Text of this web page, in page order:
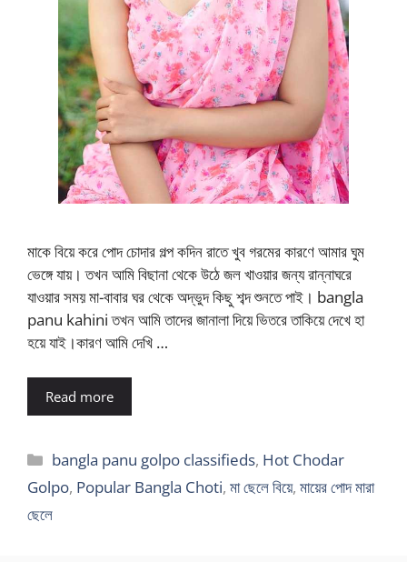
মাকে বিয়ে করে পোদ চোদার গল্প কদিন রাতে খুব গরমের কারণে আমার ঘুম
ভেঙ্গে যায়। তখন আমি বিছানা থেকে উঠে জল খাওয়ার জন্য রান্নাঘরে
যাওয়ার সময় মা-বাবার ঘর থেকে অদ্ভুদ কিছু শব্দ শুনতে পাই। bangla
panu kahini তখন আমি তাদের জানালা দিয়ে ভিতরে তাকিয়ে দেখে হা
হয়ে যাই।কারণ আমি দেখি …
Read more
Categories
bangla panu golpo classifieds, Hot Chodar
Golpo, Popular Bangla Choti, মা ছেলে বিয়ে, মায়ের পোদ মারা
ছেলে